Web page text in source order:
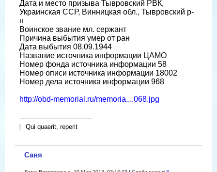
Дата и место призыва Тывровский РВК,
Украинская ССР, Винницкая обл., Тывровский р-
н
Воинское звание мл. сержант
Причина выбытия умер от ран
Дата выбытия 08.09.1944
Название источника информации ЦАМО
Номер фонда источника информации 58
Номер описи источника информации 18002
Номер дела источника информации 968
http://obd-memorial.ru/memoria....068.jpg
Qui quaerit, reperit
Саня